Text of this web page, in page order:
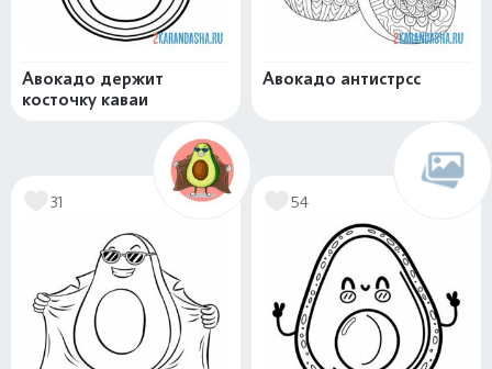
Авокадо держит
косточку каваи
Авокадо антистрсс
31 54